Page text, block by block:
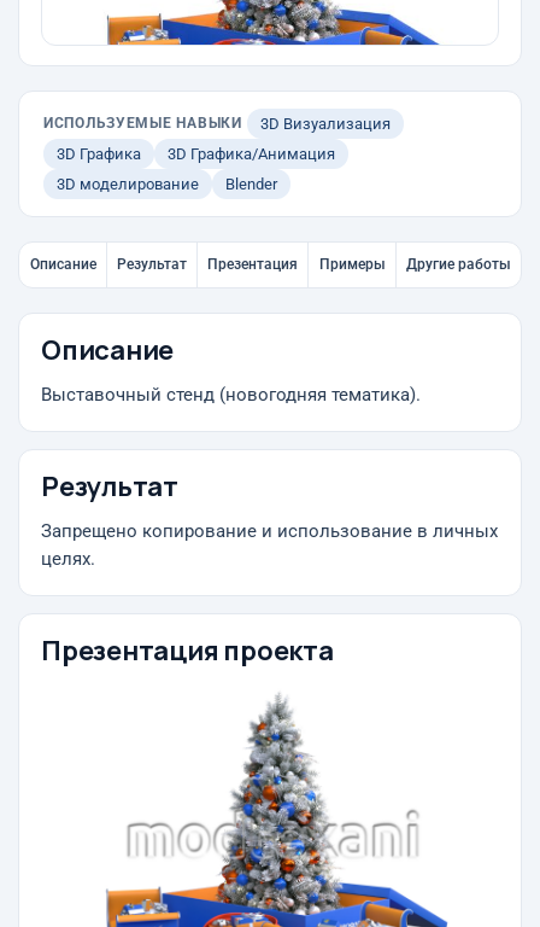
ИСПОЛЬЗУЕМЫЕ НАВЫКИ
3D Визуализация
3D Графика
3D Графика/Анимация
3D моделирование
Blender
Описание Результат Презентация Примеры Другие работы
Описание
Выставочный стенд (новогодняя тематика).
Результат
Запрещено копирование и использование в личных
целях.
Презентация проекта